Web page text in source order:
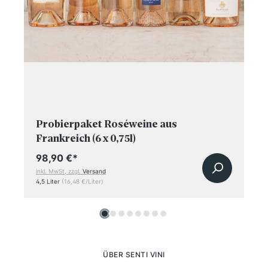
Probierpaket Roséweine aus
Frankreich (6 x 0,75l)
98,90 €*
inkl. MwSt, zzgl. Versand
4,5 Liter (16,48 €/Liter)
ÜBER SENTI VINI